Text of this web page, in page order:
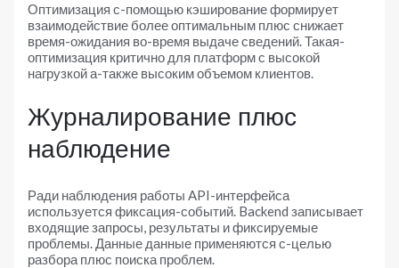
Оптимизация с-помощью кэширование формирует
взаимодействие более оптимальным плюс снижает
время-ожидания во-время выдаче сведений. Такая-
оптимизация критично для платформ с высокой
нагрузкой а-также высоким объемом клиентов.
Журналирование плюс
наблюдение
Ради наблюдения работы API-интерфейса
используется фиксация-событий. Backend записывает
входящие запросы, результаты и фиксируемые
проблемы. Данные данные применяются с-целью
разбора плюс поиска проблем.